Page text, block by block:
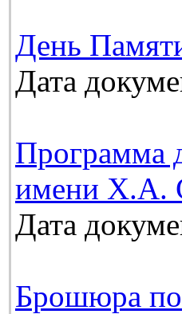
День
Дата
Программа
имени Х.А.
Дата
Брошюра по